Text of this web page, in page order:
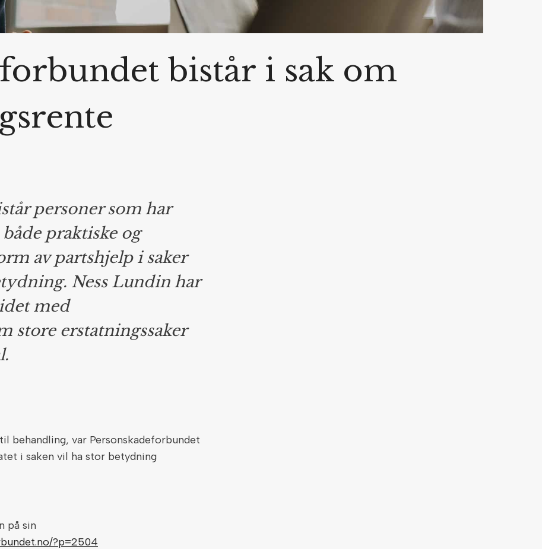
bistår i sak om
personer som har
praktiske og
av partshjelp i saker
Ness Lundin har
med
store erstatningssaker
behandling, var Personskadeforbundet
i saken vil ha stor betydning
på sin
?p=2504